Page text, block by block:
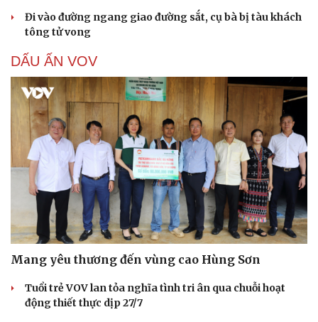
Đi vào đường ngang giao đường sắt, cụ bà bị tàu khách
tông tử vong
DẤU ẤN VOV
Mang yêu thương đến vùng cao Hùng Sơn
Tuổi trẻ VOV lan tỏa nghĩa tình tri ân qua chuỗi hoạt
động thiết thực dịp 27/7